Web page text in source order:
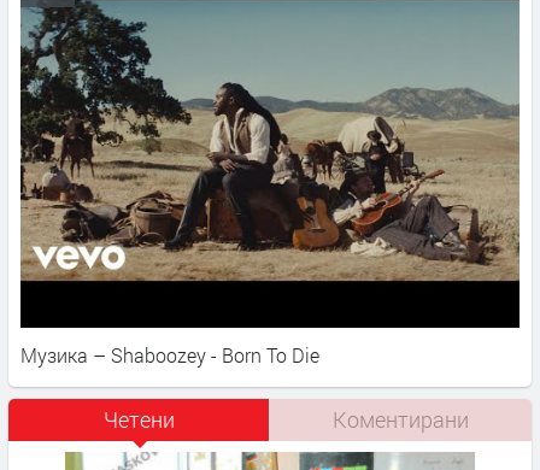
Музика – Shaboozey - Born To Die
Четени Коментирани